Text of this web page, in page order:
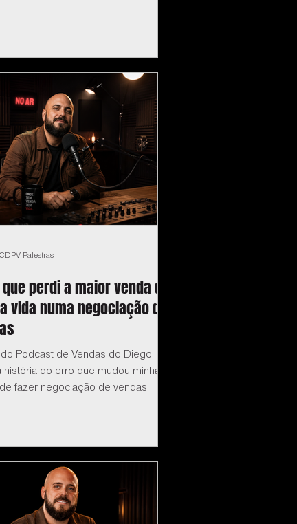
perdi a maior venda da
vida numa negociação de
Podcast de Vendas do Diego
história do erro que mudou minha
fazer negociação de vendas.
CDPV Palestras